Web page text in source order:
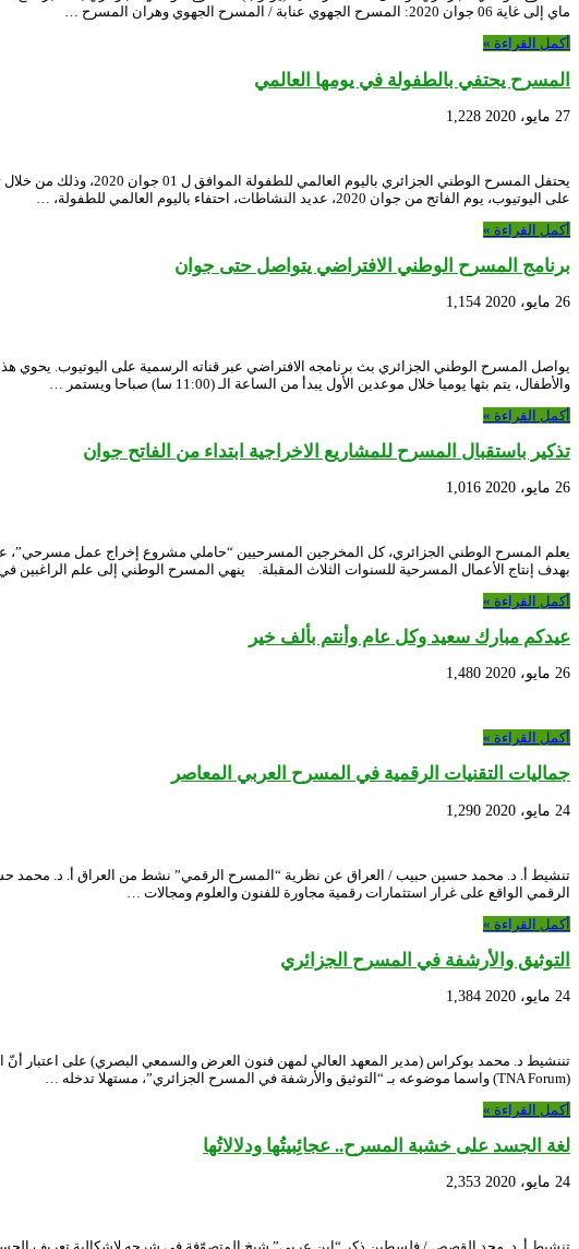
ماي إلى غاية 06 جوان 2020: المسرح الجهوي عنابة / المسرح الجهوي وهران المسرح …
أكمل القراءة »
المسرح يحتفي بالطفولة في يومها العالمي
27 مايو، 2020 1,228
يحتفل المسرح الوطني
على اليوتيوب، يوم الفاتح من جوان 2020، عديد النشاطات، احتفاء باليوم العالمي للطفولة، …
أكمل القراءة »
برنامج المسرح الوطني الافتراضي يتواصل حتى جوان
26 مايو، 2020 1,154
والأطفال، يتم بثها يوميا خلال موعدين الأول يبدأ من الساعة الـ (11:00 سا) صباحا ويستمر …
أكمل القراءة »
تذكير باستقبال المسرح للمشاريع الاخراجية ابتداء من الفاتح جوان
26 مايو، 2020 1,016
بهدف إنتاج الأعمال المسرحية للسنوات الثلاث المقبلة. ينهي المسرح الوطني إلى علم الراغبين
أكمل القراءة »
عيدكم مبارك سعيد وكل عام وأنتم بألف خير
26 مايو، 2020 1,480
أكمل القراءة »
جماليات التقنيات الرقمية في المسرح العربي المعاصر
24 مايو، 2020 1,290
الرقمي الواقع على غرار استثمارات رقمية مجاورة للفنون والعلوم ومجالات …
أكمل القراءة »
التوثيق والأرشفة في المسرح الجزائري
24 مايو، 2020 1,384
تننشيط د. محمد بوكراس (مدير المعهد العالي لمهن فنون العرض والسمعي البصري) على اعتبار أنّ
(TNA Forum) واسما موضوعه بـ “التوثيق والأرشفة في المسرح الجزائري”، مستهلا تدخله …
أكمل القراءة »
لغة الجسد على خشبة المسرح.. عجائِبيتُها ودلالاتُها
24 مايو، 2020 2,353